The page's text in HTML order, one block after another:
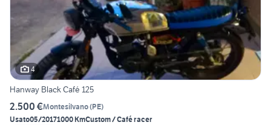
4
Hanway Black Café 125
2.500 €Montesilvano(PE)
Usato05/20171000 KmCustom / Café racer